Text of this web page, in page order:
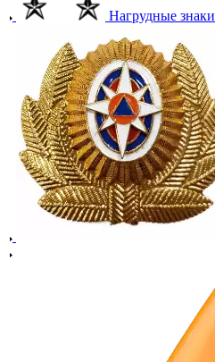
Нагрудные знаки